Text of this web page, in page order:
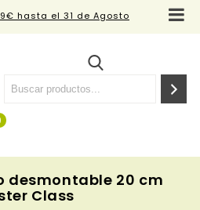
hasta el 31 de Agosto
desmontable 20 cm
Class